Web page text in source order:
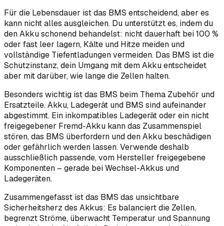
Für die Lebensdauer ist das BMS entscheidend, aber es
kann nicht alles ausgleichen. Du unterstützt es, indem du
den Akku schonend behandelst: nicht dauerhaft bei 100 %
oder fast leer lagern, Kälte und Hitze meiden und
vollständige Tiefentladungen vermeiden. Das BMS ist die
Schutzinstanz, dein Umgang mit dem Akku entscheidet
aber mit darüber, wie lange die Zellen halten.
Besonders wichtig ist das BMS beim Thema Zubehör und
Ersatzteile. Akku, Ladegerät und BMS sind aufeinander
abgestimmt. Ein inkompatibles Ladegerät oder ein nicht
freigegebener Fremd-Akku kann das Zusammenspiel
stören, das BMS überfordern und den Akku beschädigen
oder gefährlich werden lassen. Verwende deshalb
ausschließlich passende, vom Hersteller freigegebene
Komponenten – gerade bei Wechsel-Akkus und
Ladegeräten.
Zusammengefasst ist das BMS das unsichtbare
Sicherheitsherz des Akkus: Es balanciert die Zellen,
begrenzt Ströme, überwacht Temperatur und Spannung